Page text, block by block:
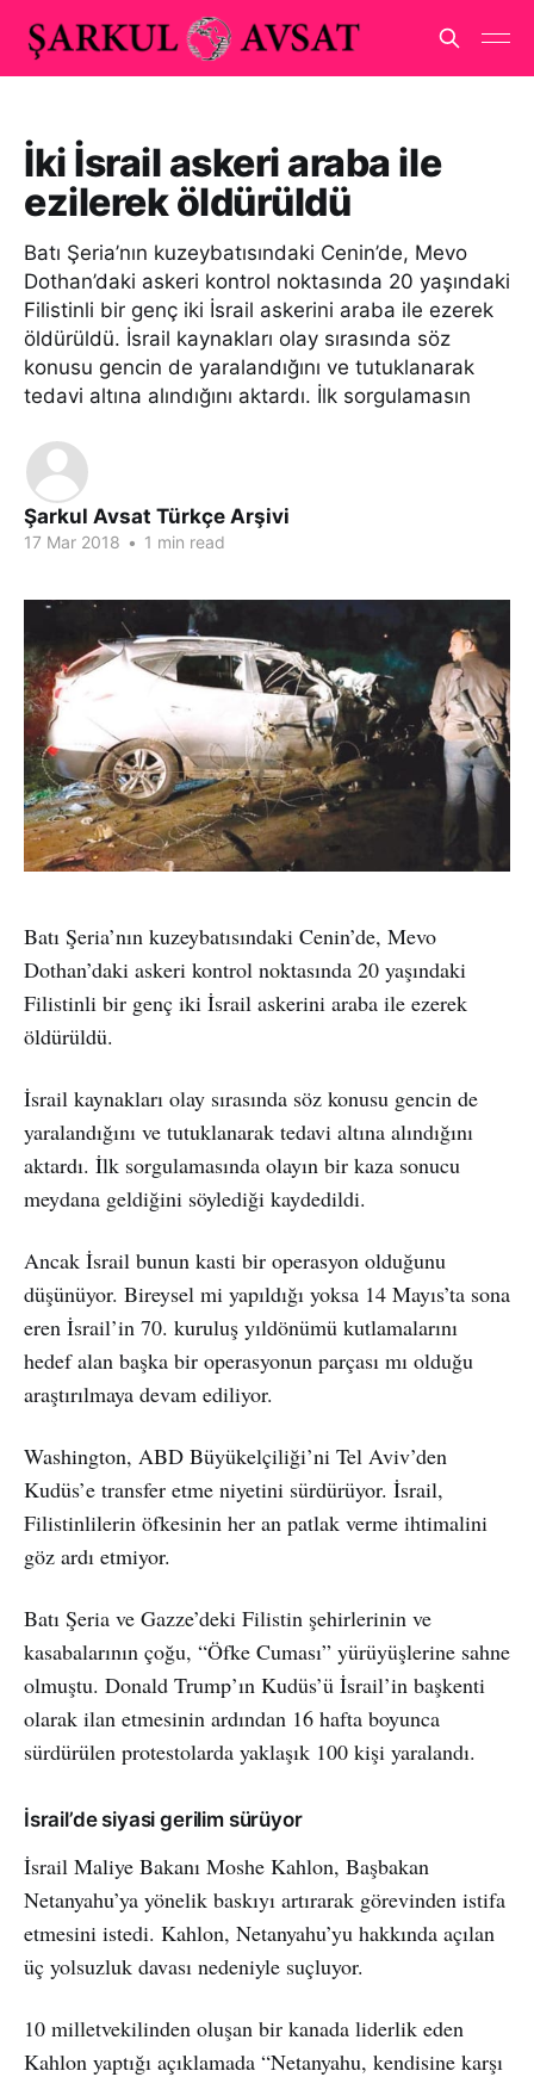
İki İsrail askeri araba ile
ezilerek öldürüldü
Batı Şeria’nın kuzeybatısındaki Cenin’de, Mevo
Dothan’daki askeri kontrol noktasında 20 yaşındaki
Filistinli bir genç iki İsrail askerini araba ile ezerek
öldürüldü. İsrail kaynakları olay sırasında söz
konusu gencin de yaralandığını ve tutuklanarak
tedavi altına alındığını aktardı. İlk sorgulamasın
Şarkul Avsat Türkçe Arşivi
17 Mar 2018 • 1 min read
Batı Şeria’nın kuzeybatısındaki Cenin’de, Mevo
Dothan’daki askeri kontrol noktasında 20 yaşındaki
Filistinli bir genç iki İsrail askerini araba ile ezerek
öldürüldü.
İsrail kaynakları olay sırasında söz konusu gencin de
yaralandığını ve tutuklanarak tedavi altına alındığını
aktardı. İlk sorgulamasında olayın bir kaza sonucu
meydana geldiğini söylediği kaydedildi.
Ancak İsrail bunun kasti bir operasyon olduğunu
düşünüyor. Bireysel mi yapıldığı yoksa 14 Mayıs’ta sona
eren İsrail’in 70. kuruluş yıldönümü kutlamalarını
hedef alan başka bir operasyonun parçası mı olduğu
araştırılmaya devam ediliyor.
Washington, ABD Büyükelçiliği’ni Tel Aviv’den
Kudüs’e transfer etme niyetini sürdürüyor. İsrail,
Filistinlilerin öfkesinin her an patlak verme ihtimalini
göz ardı etmiyor.
Batı Şeria ve Gazze’deki Filistin şehirlerinin ve
kasabalarının çoğu, “Öfke Cuması” yürüyüşlerine sahne
olmuştu. Donald Trump’ın Kudüs’ü İsrail’in başkenti
olarak ilan etmesinin ardından 16 hafta boyunca
sürdürülen protestolarda yaklaşık 100 kişi yaralandı.
İsrail’de siyasi gerilim sürüyor
İsrail Maliye Bakanı Moshe Kahlon, Başbakan
Netanyahu’ya yönelik baskıyı artırarak görevinden istifa
etmesini istedi. Kahlon, Netanyahu’yu hakkında açılan
üç yolsuzluk davası nedeniyle suçluyor.
10 milletvekilinden oluşan bir kanada liderlik eden
Kahlon yaptığı açıklamada “Netanyahu, kendisine karşı